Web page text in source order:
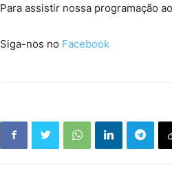
Para assistir nossa programação
Siga-nos no Facebook